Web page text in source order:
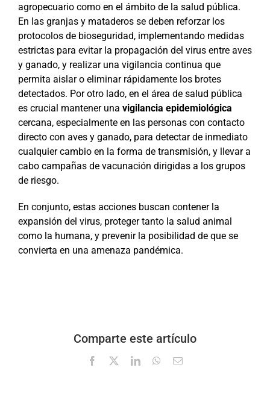
agropecuario como en el ámbito de la salud pública.
En las granjas y mataderos se deben reforzar los
protocolos de bioseguridad, implementando medidas
estrictas para evitar la propagación del virus entre aves
y ganado, y realizar una vigilancia continua que
permita aislar o eliminar rápidamente los brotes
detectados. Por otro lado, en el área de salud pública
es crucial mantener una vigilancia epidemiológica
cercana, especialmente en las personas con contacto
directo con aves y ganado, para detectar de inmediato
cualquier cambio en la forma de transmisión, y llevar a
cabo campañas de vacunación dirigidas a los grupos
de riesgo.
En conjunto, estas acciones buscan contener la
expansión del virus, proteger tanto la salud animal
como la humana, y prevenir la posibilidad de que se
convierta en una amenaza pandémica.
Comparte este artículo
Facebook LinkedInWhatsApp
Correo